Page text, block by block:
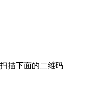
描下面的二维码